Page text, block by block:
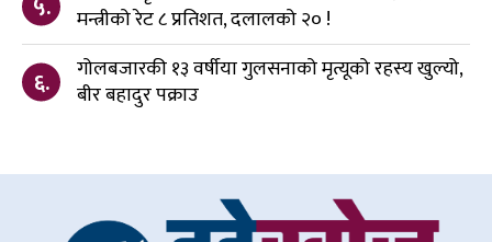
मन्त्रीको रेट ८ प्रतिशत, दलालको २० !
६.
गोलबजारकी १३ वर्षीया गुलसनाको मृत्यूको रहस्य खुल्यो,
बीर बहादुर पक्राउ